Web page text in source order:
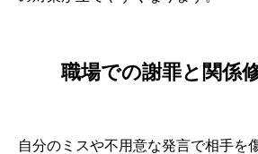
職場での謝罪と関係
自分のミスや不用意な発言で相手を